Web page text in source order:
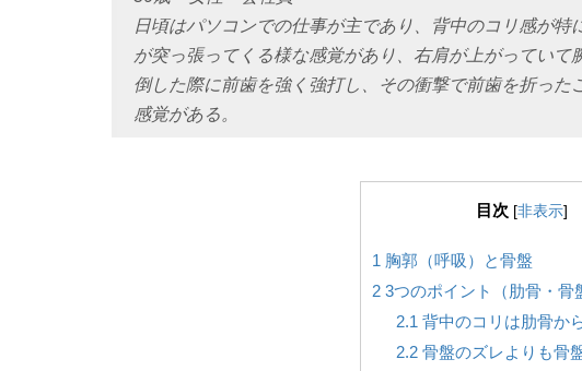
日頃はパソコンでの仕事が主であり、背中のコリ感が
が突っ張ってくる様な感覚があり、右肩が上がってい
倒した際に前歯を強く強打し、その衝撃で前歯を折っ
感覚がある。
目次 [非表示]
1 胸郭（呼吸）と骨盤
23つのポイント（肋骨・骨
2.1 背中のコリは肋骨か
2.2 骨盤のズレよりも骨